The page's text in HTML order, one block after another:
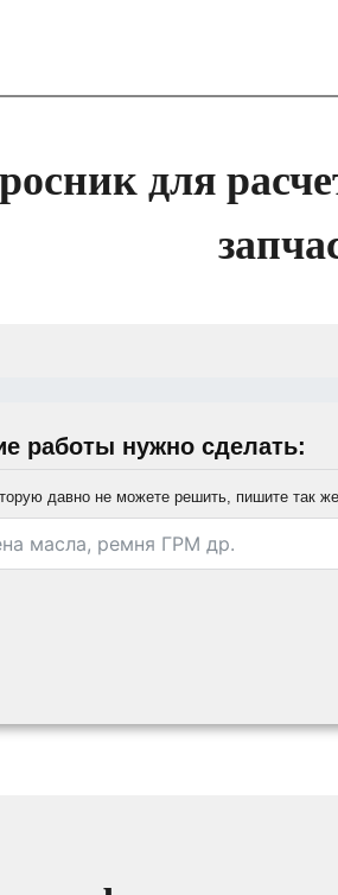
для
работы нужно сделать:
давно не можете решить, пишите так же